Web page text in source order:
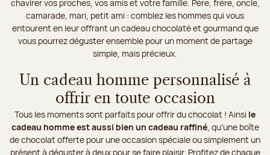
chavirer vos proches, vos amis et votre famille. Père, frère, oncle,
camarade, mari, petit ami : comblez les hommes qui vous
entourent en leur offrant un cadeau chocolaté et gourmand que
vous pourrez déguster ensemble pour un moment de partage
simple, mais précieux.
Un cadeau homme personnalisé à
offrir en toute occasion
Tous les moments sont parfaits pour offrir du chocolat ! Ainsi le
cadeau homme est aussi bien un cadeau raffiné, qu’une boîte
de chocolat offerte pour une occasion spéciale ou simplement un
présent à déguster à deux pour se faire plaisir. Profitez de chaque